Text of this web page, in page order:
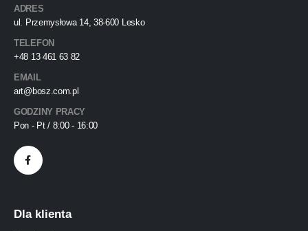
ADRES
ul. Przemysłowa 14, 38-600 Lesko
TELEFON
+48 13 461 63 82
EMAIL
art@bosz.com.pl
GODZINY PRACY
Pon - Pt / 8:00 - 16:00
Dla klienta